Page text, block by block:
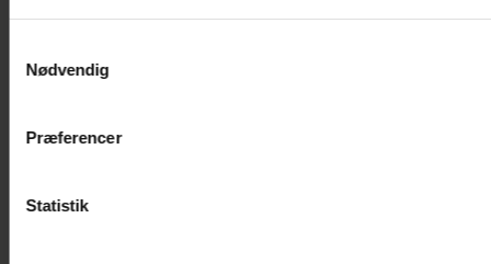
Vi anvender egne cookies og cookies fra tredjeparter til at
generere statistik og huske dine præferencer samt til brug
Nødvendig
Præferencer
Statistik
"Årgang 0"-stjerne indlagt: Deler nyt efter